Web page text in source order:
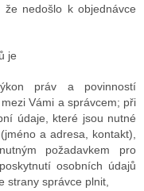
nedošlo k objednávce
je
práv a povinností
Vámi a správcem; při
údaje, které jsou nutné
a adresa, kontakt),
požadavkem pro
osobních údajů
strany správce plnit,